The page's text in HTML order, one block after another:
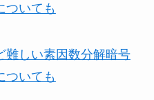
ついても
難しい素因数分解暗号
ついても